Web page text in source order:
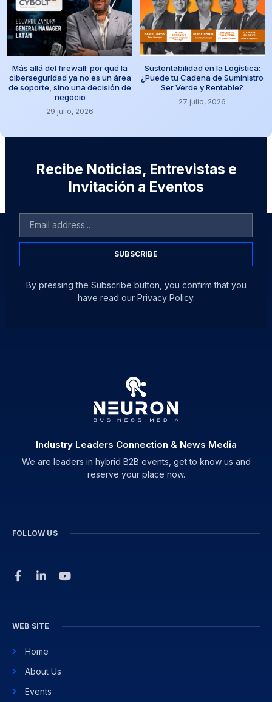
Más allá del firewall: por qué la
ciberseguridad ya no es un área
de soporte, sino una decisión de
negocio
29 julio, 2026
Sustentabilidad en la Logística:
¿Puede tu Cadena de Suministro
Ser Verde y Rentable?
27 julio, 2026
Recibe Noticias, Entrevistas e
Invitación a Eventos
SUBSCRIBE
By pressing the Subscribe button, you confirm that you
have read our Privacy Policy.
Industry Leaders Connection & News Media
We are leaders in hybrid B2B events, get to know us and
reserve your place now.
FOLLOW US
WEB SITE
Home
About Us
Events